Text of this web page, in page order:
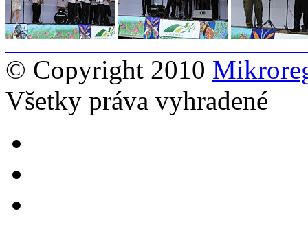
© Copyright 2010
Všetky práva vyhradené